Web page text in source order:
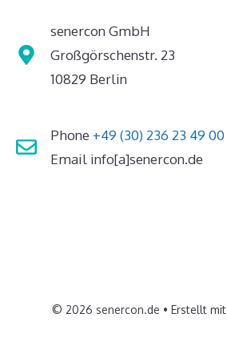
senercon GmbH
Großgörschenstr. 23
10829 Berlin
Phone +49 (30) 236 23 49 00
Email info[a]senercon.de
© 2026 senercon.de • Erstellt mit